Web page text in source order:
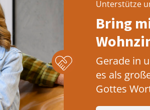
Unterstütze
Bring
Gerade in
es als
Gottes